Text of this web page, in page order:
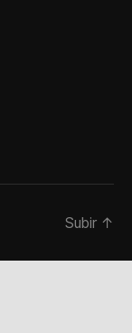
Subir ↑